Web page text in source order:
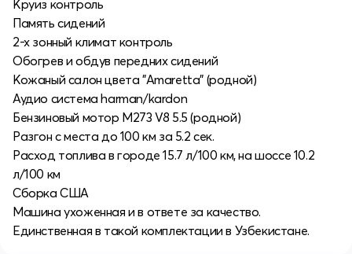
Круиз контроль
Память сидений
2-х зонный климат контроль
Обогрев и обдув передних сидений
Кожаный салон цвета "Amaretta" (родной)
Аудио система harman/kardon
Бензиновый мотор M273 V8 5.5 (родной)
Разгон с места до 100 км за 5.2 сек.
Расход топлива в городе 15.7 л/100 км, на шоссе 10.2
л/100 км
Сборка США
Машина ухоженная и в ответе за качество.
Единственная в такой комплектации в Узбекистане.